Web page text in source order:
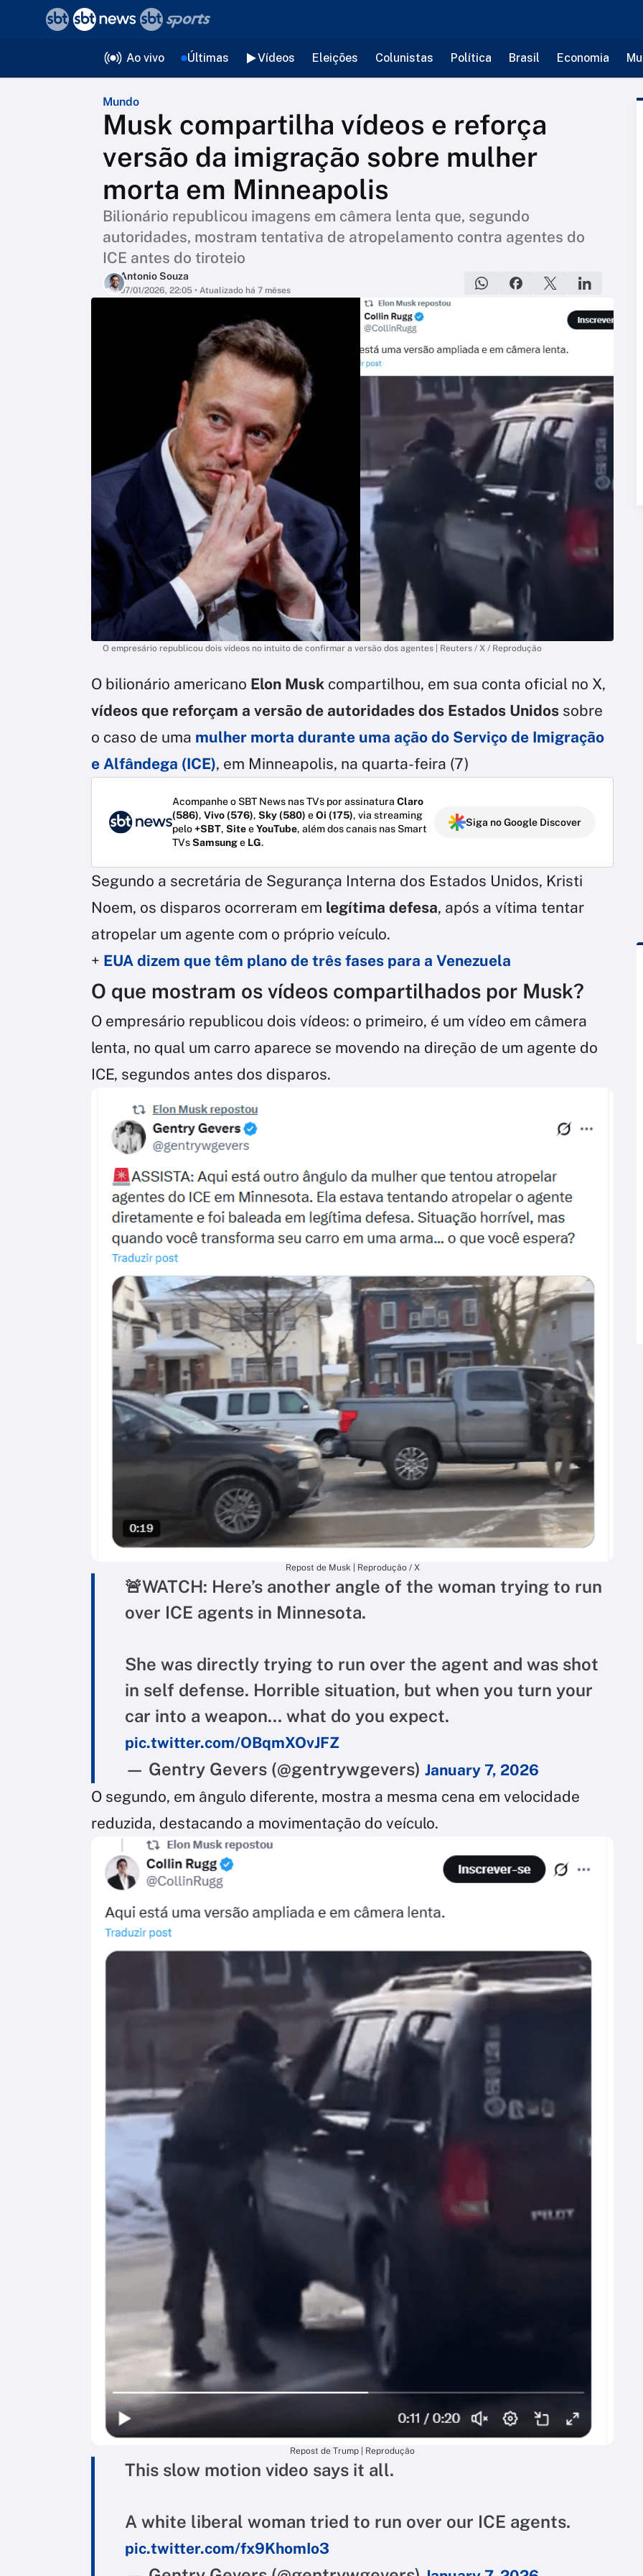
Ao vivo Últimas Vídeos Eleições Colunistas Política Brasil Economia
Mundo
Musk compartilha vídeos e reforça
versão da imigração sobre mulher
morta em Minneapolis
Bilionário republicou imagens em câmera lenta que, segundo
autoridades, mostram tentativa de atropelamento contra agentes do
ICE antes do tiroteio
Antonio Souza
07/01/2026, 22:05 • Atualizado há 7 mêses
O empresário republicou dois vídeos no intuito de confirmar a versão dos agentes | Reuters / X / Reprodução
O bilionário americano Elon Musk compartilhou, em sua conta oficial no X,
vídeos que reforçam a versão de autoridades dos Estados Unidos sobre
o caso de uma mulher morta durante uma ação do Serviço de Imigração
e Alfândega (ICE), em Minneapolis, na quarta-feira (7)
Acompanhe o SBT News nas TVs por assinatura Claro
(586), Vivo (576), Sky (580) eOi (175), via streaming
pelo+SBT, SiteeYouTube, além dos canais nas Smart
TVsSamsunge LG.
Siga no Google Discover
Segundo a secretária de Segurança Interna dos Estados Unidos, Kristi
Noem, os disparos ocorreram em legítima defesa, após a vítima tentar
atropelar um agente com o próprio veículo.
+ EUA dizem que têm plano de três fases para a Venezuela
O que mostram os vídeos compartilhados por Musk?
O empresário republicou dois vídeos: o primeiro, é um vídeo em câmera
lenta, no qual um carro aparece se movendo na direção de um agente do
ICE, segundos antes dos disparos.
Repost de Musk | Reprodução / X
🚨WATCH: Here’s another angle of the woman trying to run
over ICE agents in Minnesota.
She was directly trying to run over the agent and was shot
in self defense. Horrible situation, but when you turn your
car into a weapon… what do you expect.
pic.twitter.com/OBqmXOvJFZ
— Gentry Gevers (@gentrywgevers) January 7, 2026
O segundo, em ângulo diferente, mostra a mesma cena em velocidade
reduzida, destacando a movimentação do veículo.
Repost de Trump | Reprodução
This slow motion video says it all.
A white liberal woman tried to run over our ICE agents.
pic.twitter.com/fx9KhomIo3
voltar
Editorias